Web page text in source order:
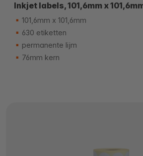
Inkjet labels, 101,6mm x
101,6mm x 101,6mm
630 etiketten
permanente lijm
76mm kern